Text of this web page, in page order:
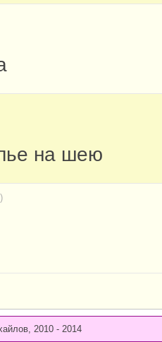
на шею
2010 - 2014